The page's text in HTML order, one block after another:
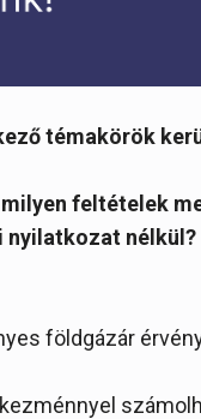
témakörök
feltételek
nyilatkozat nélkül?
földgázár